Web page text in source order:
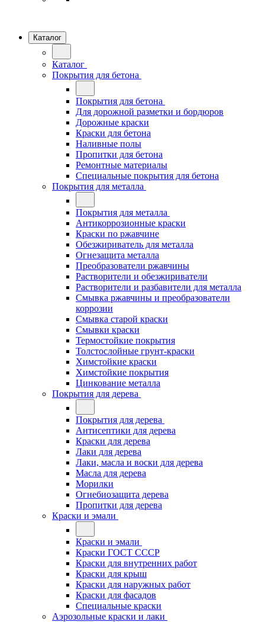
Каталог
Каталог
Покрытия для бетона
Покрытия для бетона
Для дорожной разметки и бордюров
Дорожные краски
Краски для бетона
Наливные полы
Пропитки для бетона
Ремонтные материалы
Специальные покрытия для бетона
Покрытия для металла
Покрытия для металла
Антикоррозионные краски
Краски по ржавчине
Обезжириватель для металла
Огнезащита металла
Преобразователи ржавчины
Растворители и обезжириватели
Растворители и разбавители для металла
Смывка ржавчины и преобразователи
коррозии
Смывка старой краски
Смывки краски
Термостойкие покрытия
Толстослойные грунт-краски
Химстойкие краски
Химстойкие покрытия
Цинкование металла
Покрытия для дерева
Покрытия для дерева
Антисептики для дерева
Краски для дерева
Лаки для дерева
Лаки, масла и воски для дерева
Масла для дерева
Морилки
Огнебиозащита дерева
Пропитки для дерева
Краски и эмали
Краски и эмали
Краски ГОСТ СССР
Краски для внутренних работ
Краски для крыш
Краски для наружных работ
Краски для фасадов
Специальные краски
Аэрозольные краски и лаки